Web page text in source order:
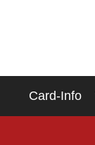
Card-Info